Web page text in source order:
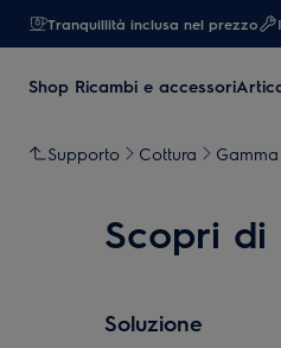
Tranquillità inclusa nel prezzo
Shop Ricambi e accessori
Supporto Cottura
Scopri di
Soluzione